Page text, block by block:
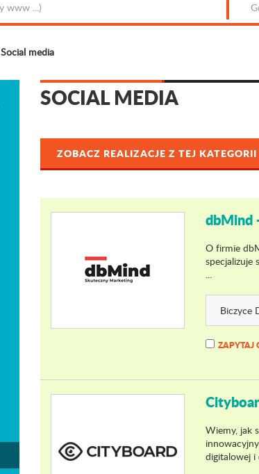
Social media
SOCIAL MEDIA
ZOBACZ REALIZACJE Z TEJ KATEGORII
dbMind
O firmie
specjalizuje
...
Biczyce
ZAPYTAJ
Wiemy, jak
digitalowej i